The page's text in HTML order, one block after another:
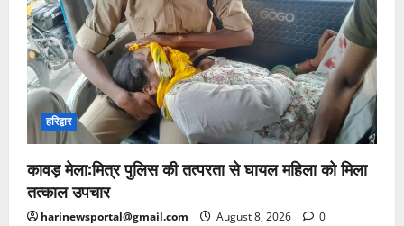
हरिद्वार
कावड़ मेला:मित्र पुलिस की तत्परता से घायल महिला को मिला
तत्काल उपचार
harinewsportal@gmail.com August 8, 2026 0